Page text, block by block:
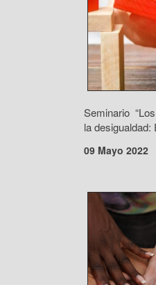
Seminario
la desigualdad:
09 Mayo 2022